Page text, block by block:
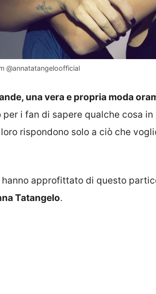
@annatatangeloofficial
una vera e propria moda
per i fan di sapere qualche cosa
rispondono solo a ciò che
approfittato di questo
Tatangelo.